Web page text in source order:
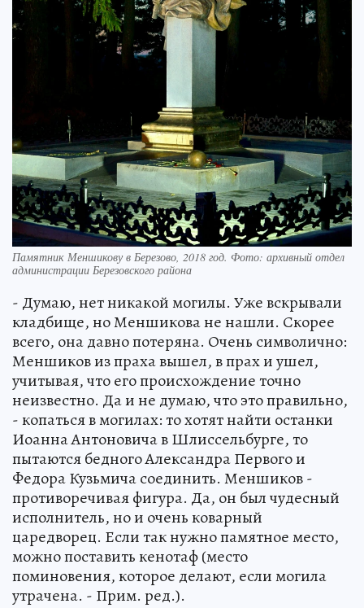
Памятник Меншикову в Березово, 2018 год. Фото: архивный отдел
администрации Березовского района
- Думаю, нет никакой могилы. Уже вскрывали
кладбище, но Меншикова не нашли. Скорее
всего, она давно потеряна. Очень символично:
Меншиков из праха вышел, в прах и ушел,
учитывая, что его происхождение точно
неизвестно. Да и не думаю, что это правильно,
- копаться в могилах: то хотят найти останки
Иоанна Антоновича в Шлиссельбурге, то
пытаются бедного Александра Первого и
Федора Кузьмича соединить. Меншиков -
противоречивая фигура. Да, он был чудесный
исполнитель, но и очень коварный
царедворец. Если так нужно памятное место,
можно поставить кенотаф (место
поминовения, которое делают, если могила
утрачена. - Прим. ред.).